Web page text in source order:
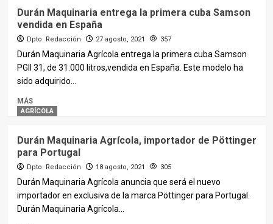
Durán Maquinaria entrega la primera cuba Samson
vendida en España
Dpto. Redacción 27 agosto, 2021 357
Durán Maquinaria Agrícola entrega la primera cuba Samson
PGII 31, de 31.000 litros,vendida en España. Este modelo ha
sido adquirido...
MÁS
AGRÍCOLA
Durán Maquinaria Agrícola, importador de Pöttinger
para Portugal
Dpto. Redacción 18 agosto, 2021 305
Durán Maquinaria Agrícola anuncia que será el nuevo
importador en exclusiva de la marca Pöttinger para Portugal.
Durán Maquinaria Agrícola...